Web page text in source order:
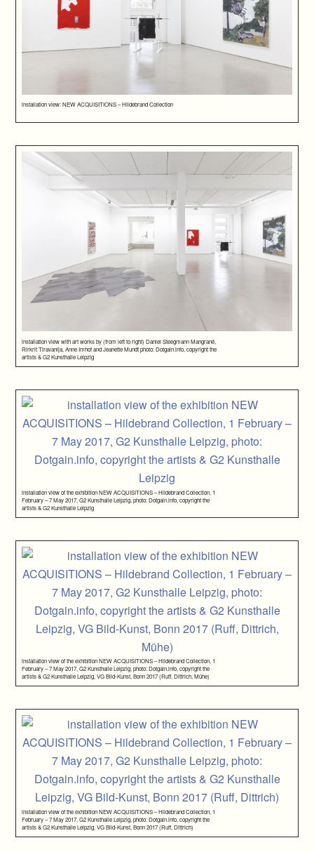
installation view: NEW ACQUISITIONS – Hildebrand Collection
installation view with art works by (from left to right) Daniel Steegmann Mangrané,
Rirkrit Tiravanija, Anne Imhof and Jeanette Mundt photo: Dotgain.info, copyright the
artists & G2 Kunsthalle Leipzig
installation view of the exhibition NEW ACQUISITIONS – Hildebrand Collection, 1
February – 7 May 2017, G2 Kunsthalle Leipzig, photo: Dotgain.info, copyright the
artists & G2 Kunsthalle Leipzig
installation view of the exhibition NEW ACQUISITIONS – Hildebrand Collection, 1
February – 7 May 2017, G2 Kunsthalle Leipzig, photo: Dotgain.info, copyright the
artists & G2 Kunsthalle Leipzig, VG Bild-Kunst, Bonn 2017 (Ruff, Dittrich, Mühe)
installation view of the exhibition NEW ACQUISITIONS – Hildebrand Collection, 1
February – 7 May 2017, G2 Kunsthalle Leipzig, photo: Dotgain.info, copyright the
artists & G2 Kunsthalle Leipzig, VG Bild-Kunst, Bonn 2017 (Ruff, Dittrich)